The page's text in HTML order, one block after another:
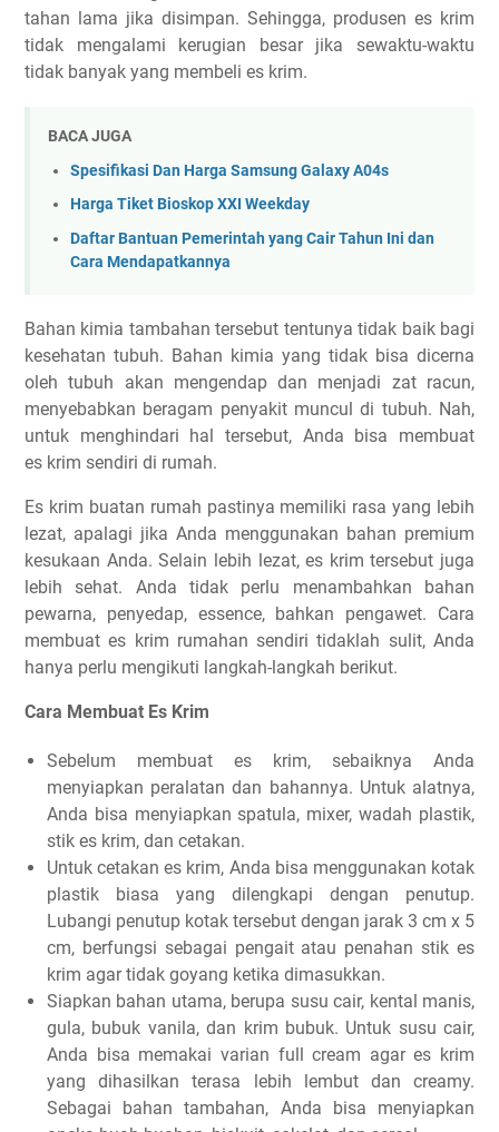
tahan lama jika disimpan. Sehingga, produsen es krim
tidak mengalami kerugian besar jika sewaktu-waktu
tidak banyak yang membeli es krim.
BACA JUGA
Spesifikasi Dan Harga Samsung Galaxy A04s
Harga Tiket Bioskop XXI Weekday
Daftar Bantuan Pemerintah yang Cair Tahun Ini dan
Cara Mendapatkannya
Bahan kimia tambahan tersebut tentunya tidak baik bagi
kesehatan tubuh. Bahan kimia yang tidak bisa dicerna
oleh tubuh akan mengendap dan menjadi zat racun,
menyebabkan beragam penyakit muncul di tubuh. Nah,
untuk menghindari hal tersebut, Anda bisa membuat
es krim sendiri di rumah.
Es krim buatan rumah pastinya memiliki rasa yang lebih
lezat, apalagi jika Anda menggunakan bahan premium
kesukaan Anda. Selain lebih lezat, es krim tersebut juga
lebih sehat. Anda tidak perlu menambahkan bahan
pewarna, penyedap, essence, bahkan pengawet. Cara
membuat es krim rumahan sendiri tidaklah sulit, Anda
hanya perlu mengikuti langkah-langkah berikut.
Cara Membuat Es Krim
Sebelum membuat es krim, sebaiknya Anda
menyiapkan peralatan dan bahannya. Untuk alatnya,
Anda bisa menyiapkan spatula, mixer, wadah plastik,
stik es krim, dan cetakan.
Untuk cetakan es krim, Anda bisa menggunakan kotak
plastik biasa yang dilengkapi dengan penutup.
Lubangi penutup kotak tersebut dengan jarak 3 cm x 5
cm, berfungsi sebagai pengait atau penahan stik es
krim agar tidak goyang ketika dimasukkan.
Siapkan bahan utama, berupa susu cair, kental manis,
gula, bubuk vanila, dan krim bubuk. Untuk susu cair,
Anda bisa memakai varian full cream agar es krim
yang dihasilkan terasa lebih lembut dan creamy.
Sebagai bahan tambahan, Anda bisa menyiapkan